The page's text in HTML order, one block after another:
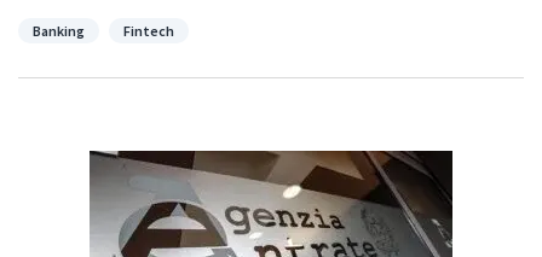
Categorie
Banking Fintech